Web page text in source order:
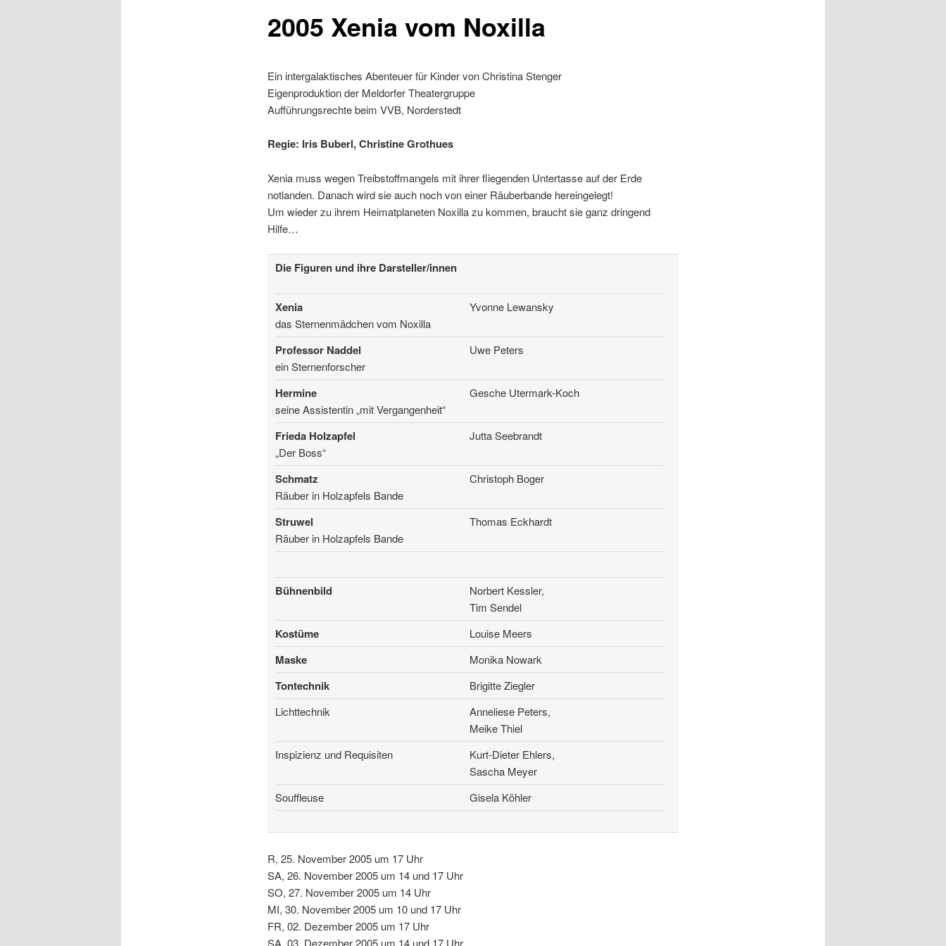
2005 Xenia vom Noxilla
Ein intergalaktisches Abenteuer für Kinder von Christina Stenger
Eigenproduktion der Meldorfer Theatergruppe
Aufführungsrechte beim VVB, Norderstedt
Regie: Iris Buberl, Christine Grothues
Xenia muss wegen Treibstoffmangels mit ihrer fliegenden Untertasse auf der Erde
notlanden. Danach wird sie auch noch von einer Räuberbande hereingelegt!
Um wieder zu ihrem Heimatplaneten Noxilla zu kommen, braucht sie ganz dringend
Hilfe…
Die Figuren und ihre Darsteller/innen
Xenia
das Sternenmädchen vom Noxilla
Yvonne Lewansky
Professor Naddel
ein Sternenforscher
Uwe Peters
Hermine
seine Assistentin „mit Vergangenheit“
Gesche Utermark-Koch
Frieda Holzapfel
„Der Boss“
Jutta Seebrandt
Schmatz
Räuber in Holzapfels Bande
Christoph Boger
Struwel
Räuber in Holzapfels Bande
Thomas Eckhardt
Bühnenbild
Norbert Kessler,
Tim Sendel
Kostüme Louise Meers
Maske Monika Nowark
Tontechnik
Brigitte Ziegler
Lichttechnik
Anneliese Peters,
Meike Thiel
Inspizienz und Requisiten
Kurt-Dieter Ehlers,
Sascha Meyer
Souffleuse
Gisela Köhler
R, 25. November 2005 um 17 Uhr
SA, 26. November 2005 um 14 und 17 Uhr
SO, 27. November 2005 um 14 Uhr
MI, 30. November 2005 um 10 und 17 Uhr
FR, 02. Dezember 2005 um 17 Uhr
SA, 03. Dezember 2005 um 14 und 17 Uhr